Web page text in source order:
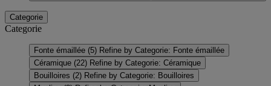
Categorie
Categorie
Fonte émaillée (5) Refine by Categorie: Fonte émaillée
Céramique (22) Refine by Categorie: Céramique
Bouilloires (2) Refine by Categorie: Bouilloires